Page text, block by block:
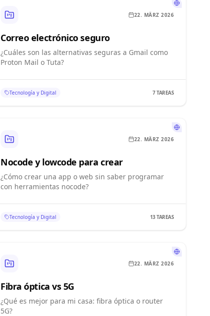
22. MÄRZ 2026
Correo electrónico seguro
¿Cuáles son las alternativas seguras a Gmail como
Proton Mail o Tuta?
Tecnología y Digital 7TAREAS
22. MÄRZ 2026
Nocode y lowcode para crear
¿Cómo crear una app o web sin saber programar
con herramientas nocode?
Tecnología y Digital 13TAREAS
22. MÄRZ 2026
Fibra óptica vs 5G
¿Qué es mejor para mi casa: fibra óptica o router
5G?